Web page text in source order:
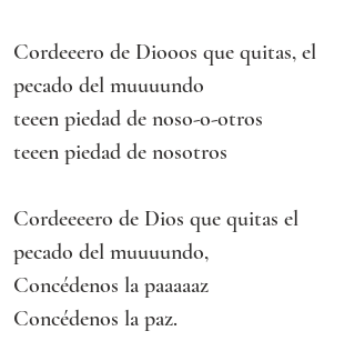
Cordeeero de Diooos que quitas, el
pecado del muuuundo
teeen piedad de noso-o-otros
teeen piedad de nosotros
Cordeeeero de Dios que quitas el
pecado del muuuundo,
Concédenos la paaaaaz
Concédenos la paz.